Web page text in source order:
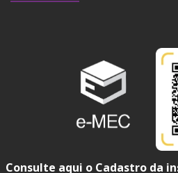
Consulte aqui o Cadastro da